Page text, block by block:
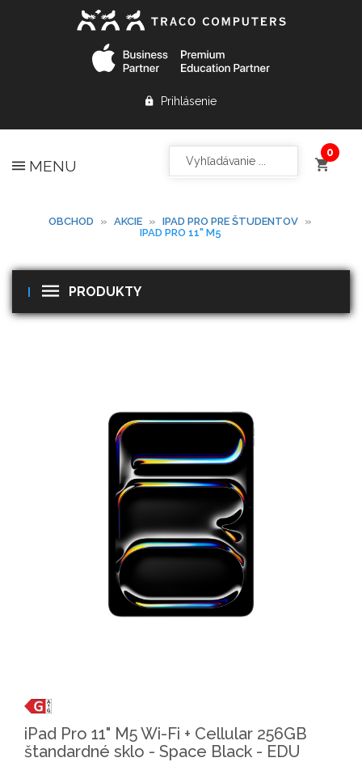
Prihlásenie
MENU
OBCHOD » AKCIE » IPAD PRO PRE ŠTUDENTOV »
IPAD PRO 11" M5
PRODUKTY
iPad Pro 11" M5 Wi-Fi + Cellular 256GB
štandardné sklo - Space Black - EDU